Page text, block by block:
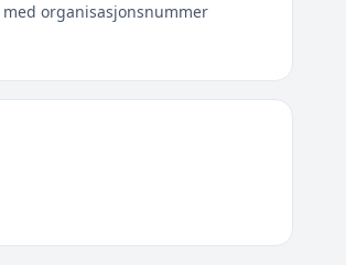
med organisasjonsnummer